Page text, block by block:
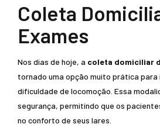
Coleta
Exames
Nos dias de hoje, a coleta domiciliar
tornado uma opção muito prática para
dificuldade de locomoção. Essa
segurança, permitindo que os
no conforto de seus lares.